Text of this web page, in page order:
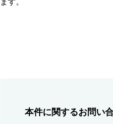
ます。
本件に関するお問い